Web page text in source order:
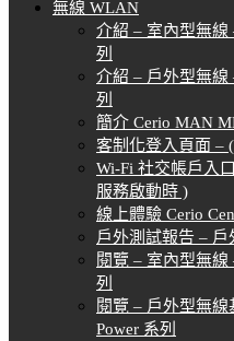
無線 WLAN
介紹 – 室內型無線
列
介紹 – 戶外型無線
列
簡介 Cerio MAN
客制化登入頁面 –
Wi-Fi 社交帳戶入
服務啟動時 )
線上體驗 Cerio
戶外測試報告 – 戶
閱覽 – 室內型無線
列
閱覽 – 戶外型無線
Power 系列